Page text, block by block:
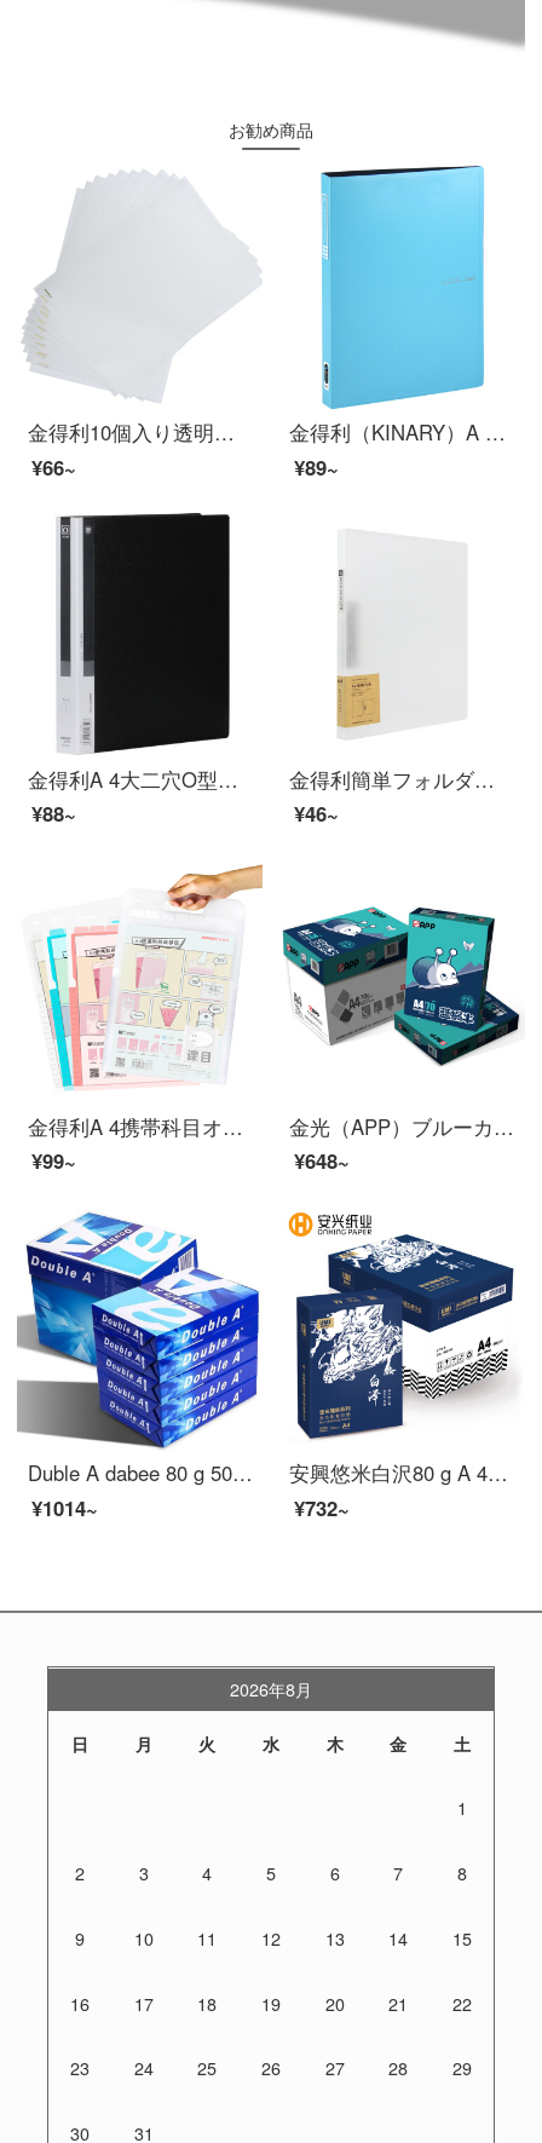
お勧め商品
金得利10個入り透明片片ファイルセットLタイプフォルダA 4履歴書挟みファイル袋l片紙挟み込み用紙袋ファイルフォルダE 310ホワイト
¥66~
金得利（KINARY）A 4短力フォルダー高質感厚み資料フォルダー板子ブルー1個入りAF 712
¥89~
金得利A 4大二穴O型書類資料挟み込みチャッククリップクリップファイル収納穴オフィス用品TC532 A黒
¥88~
金得利簡単フォルダー単強度挟み込み創意資料挟み学生用ペーパー収納チャック研磨砂厚板オフィス用品自営ホワイト透明AF 822
¥46~
金得利A 4携帯科目オルガンバッグSJ 010縦8 g大容量科目ラベル学生用ペーパー資料収納バッグ多層分類フォルダの色はランダムです。
¥99~
金光（APP）ブルーカタツムリ（青いカタツムリ）A 4/70 gコピー用紙500枚/5パック/箱（2500枚）
¥648~
Duble A dabee 80 g 500枚A 4 A 3コピー用紙Offie用品は全箱印刷して卸売りします。領収書を発行します。多省郵送無料A 170グラムの箱（5箱）です。
¥1014~
安興悠米白沢80 g A 4コピー用紙500枚/5パック/箱（2500枚）
¥732~
2026年8月
日 月 火 水 木 金 土
1
2 3 4 5 6 7 8
9 10 11 12 13 14 15
16 17 18 19 20 21 22
23 24 25 26 27 28 29
30 31